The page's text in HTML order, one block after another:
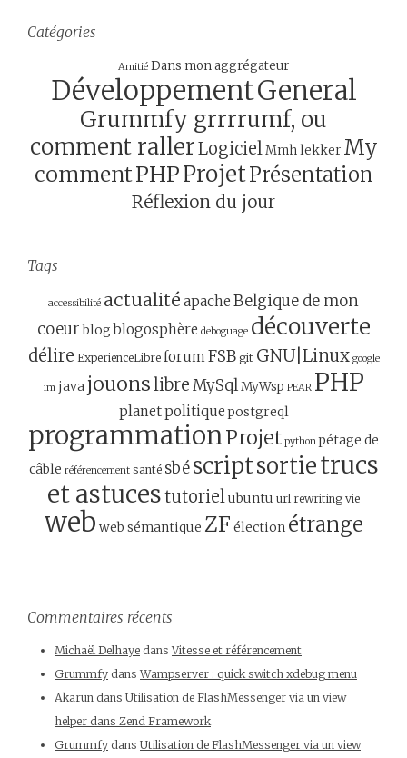
Catégories
Amitié Dans mon aggrégateur
DéveloppementGeneral
Grummfy grrrrumf, ou
comment rallerLogiciel Mmh lekker My
commentPHPProjetPrésentation
Réflexion du jour
Tags
accessibilité actualité apache Belgique de mon
coeurblog blogosphère deboguage découverte
délire ExperienceLibre forumFSB git GNU|Linux google
im javajouonslibreMySqlMyWsp PEAR PHP
planetpolitiquepostgreql
programmationProjet python pétage de
câble référencement santé sbé scriptsortietrucs
et astucestutorielubuntu url rewriting vie
web web sémantique ZF élection étrange
Commentaires récents
Michaël Delhaye dansVitesse et référencement
Grummfy dansWampserver : quick switch xdebug menu
Akarun dans Utilisation de FlashMessenger via un view
helper dans Zend Framework
Grummfy dans Utilisation de FlashMessenger via un view